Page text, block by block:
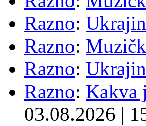
Razno:
Razno:
Razno:
Razno: Kakva
03.08.2026 |